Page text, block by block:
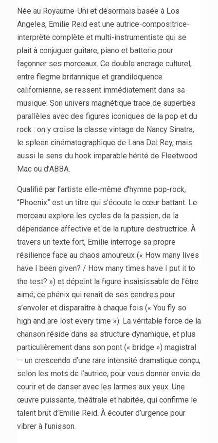
Née au Royaume-Uni et désormais basée à Los
Angeles, Emilie Reid est une autrice-compositrice-
interprète complète et multi-instrumentiste qui se
plaît à conjuguer guitare, piano et batterie pour
façonner ses morceaux. Ce double ancrage culturel,
entre flegme britannique et grandiloquence
californienne, se ressent immédiatement dans sa
musique. Son univers magnétique trace de superbes
parallèles avec des figures iconiques de la pop et du
rock : on y croise la classe vintage de Nancy Sinatra,
le spleen cinématographique de Lana Del Rey, mais
aussi le sens du hook imparable hérité de Fleetwood
Mac ou d’ABBA.
Qualifié par l’artiste elle-même d’hymne pop-rock,
“Phoenix” est un titre qui s’écoute le cœur battant. Le
morceau explore les cycles de la passion, de la
dépendance affective et de la rupture destructrice. À
travers un texte fort, Emilie interroge sa propre
résilience face au chaos amoureux (« How many lives
have I been given? / How many times have I put it to
the test? ») et dépeint la figure insaisissable de l’être
aimé, ce phénix qui renaît de ses cendres pour
s’envoler et disparaître à chaque fois (« You fly so
high and are lost every time »). La véritable force de la
chanson réside dans sa structure dynamique, et plus
particulièrement dans son pont (« bridge ») magistral
— un crescendo d’une rare intensité dramatique conçu,
selon les mots de l’autrice, pour vous donner envie de
courir et de danser avec les larmes aux yeux. Une
œuvre puissante, théâtrale et habitée, qui confirme le
talent brut d’Emilie Reid. À écouter d’urgence pour
vibrer à l’unisson.